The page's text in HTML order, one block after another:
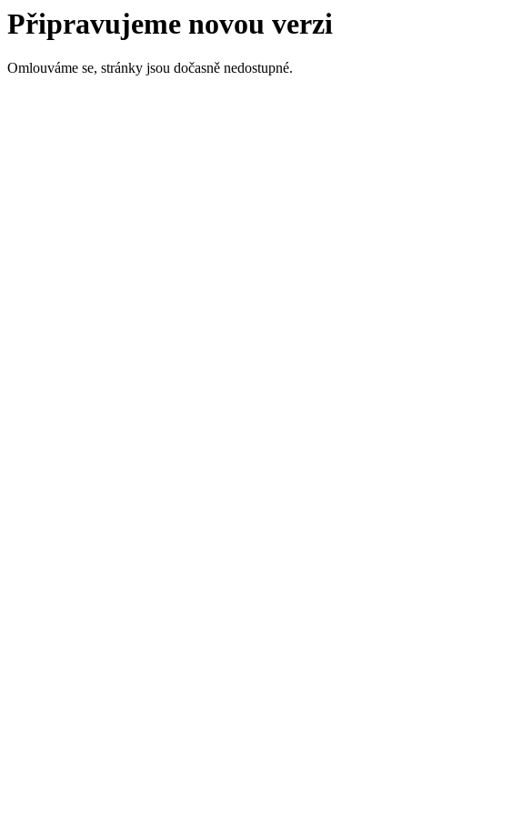
Připravujeme novou verzi
Omlouváme se, stránky jsou dočasně nedostupné.